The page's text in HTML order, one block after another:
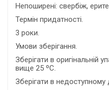
Непоширені: свербіж,
Термін придатності.
3 роки.
Умови зберігання.
Зберігати в оригінальній
вище 25 ºС.
Зберігати в недоступному